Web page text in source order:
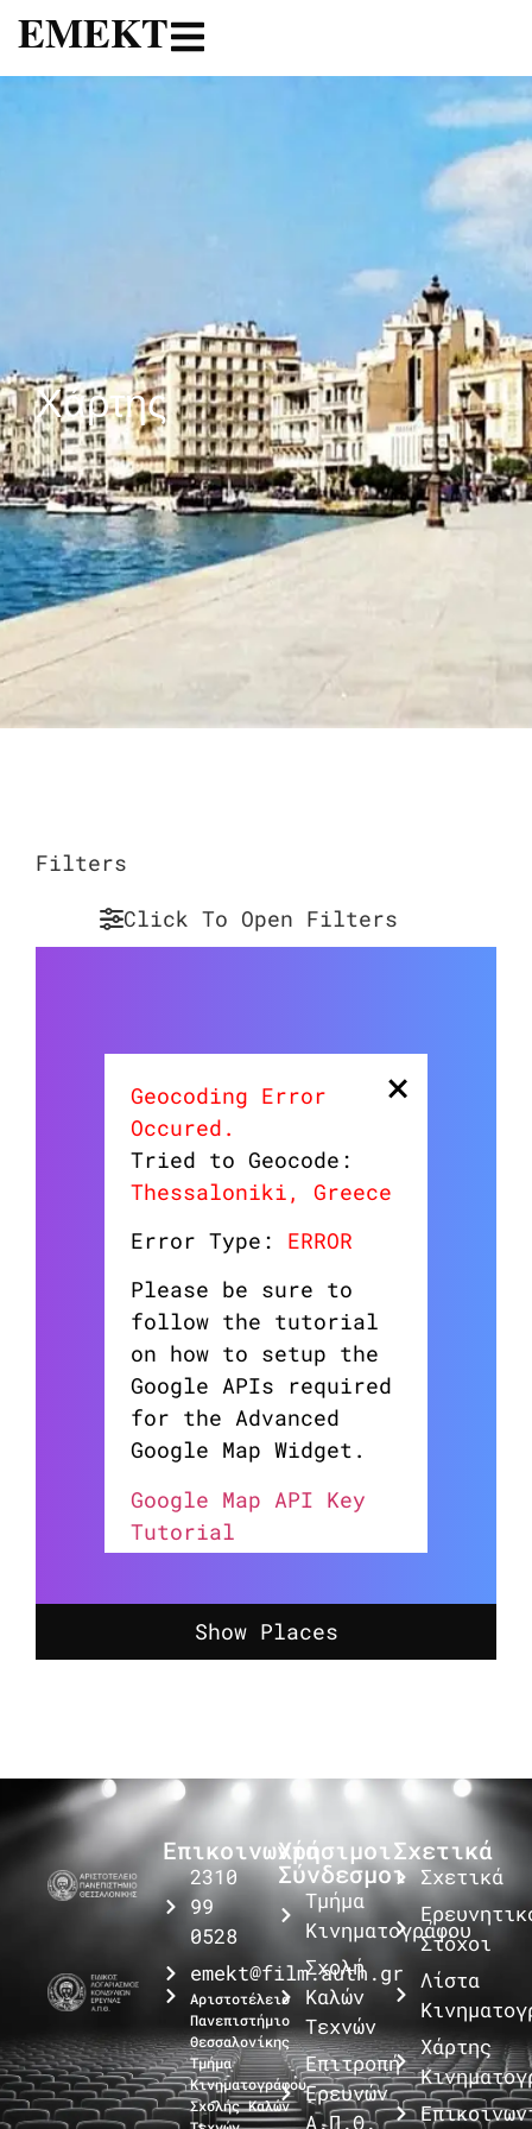
ΕΜΕΚΤ
Χάρτης
Filters
Click To Open Filters
Show Places
×
Geocoding Error
Occured.
Tried to Geocode:
Thessaloniki, Greece
Error Type: ERROR
Please be sure to
follow the tutorial
on how to setup the
Google APIs required
for the Advanced
Google Map Widget.
Google Map API Key
Tutorial
Χρήσιμοι
Σύνδεσμοι
Τμήμα
Κινηματογράφου
Σχολή
Καλών
Τεχνών
Επιτροπή
Ερευνών
Α.Π.Θ.
Σχετικά
Σχετικά
Στόχοι
Λίστα
Χάρτης
Επικοινωνία
2310
99
0528
emekt@film.auth.gr
Αριστοτέλειο
Πανεπιστήμιο
Θεσσαλονίκης
Τμήμα
Κινηματογράφου
Σχολής Καλών